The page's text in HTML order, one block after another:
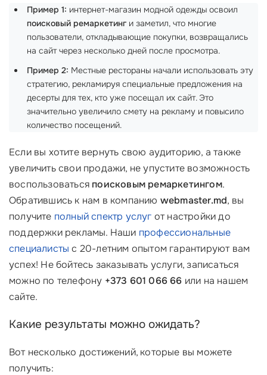
Пример 1: интернет-магазин модной одежды освоил
поисковый ремаркетинг и заметил, что многие
пользователи, откладывающие покупки, возвращались
на сайт через несколько дней после просмотра.
Пример 2: Местные рестораны начали использовать эту
стратегию, рекламируя специальные предложения на
десерты для тех, кто уже посещал их сайт. Это
значительно увеличило смету на рекламу и повысило
количество посещений.
Если вы хотите вернуть свою аудиторию, а также
увеличить свои продажи, не упустите возможность
воспользоваться поисковым ремаркетингом.
Обратившись к нам в компанию webmaster.md, вы
получите полный спектр услуг от настройки до
поддержки рекламы. Наши профессиональные
специалисты с 20-летним опытом гарантируют вам
успех! Не бойтесь заказывать услуги, записаться
можно по телефону +373 601 066 66 или на нашем
сайте.
Какие результаты можно ожидать?
Вот несколько достижений, которые вы можете
получить: